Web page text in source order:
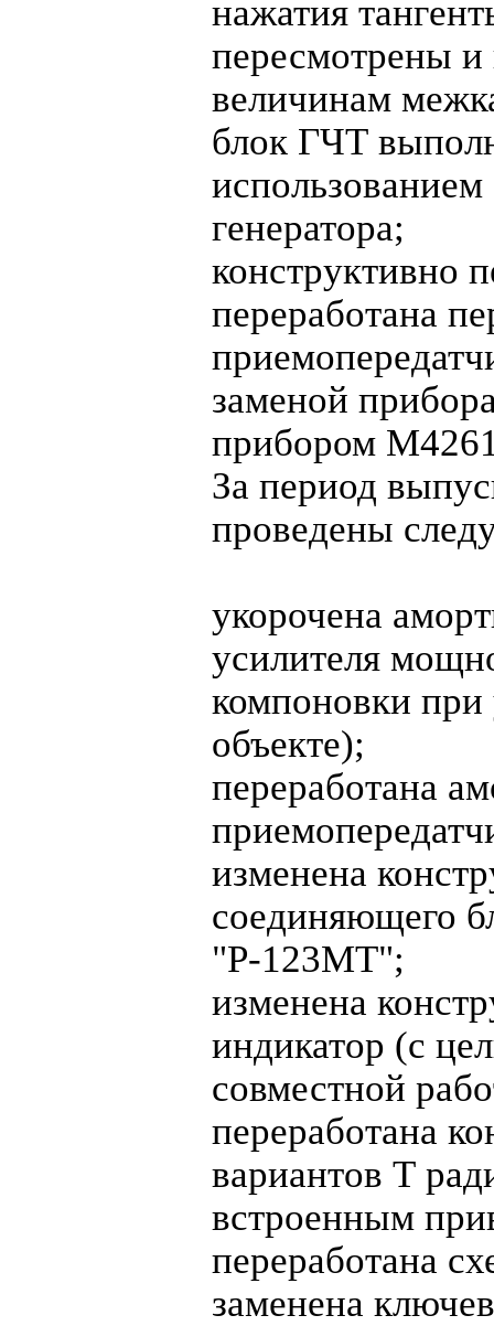
нажатия
пересмотрены
величинам
блок ГЧТ
использованием
генератора;
конструктивно
переработана
заменой
прибором
За период
проведены
укорочена
усилителя
компоновки при
объекте);
переработана
изменена
соединяющего
"Р-123МТ";
изменена
индикатор (с
совместной
переработана
вариантов Т
встроенным
переработана
заменена